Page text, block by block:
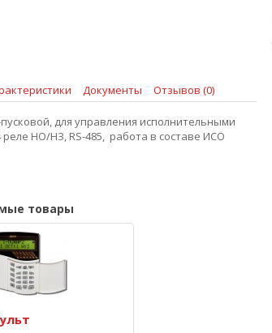
Документы Отзывов (0)
для управления исполнительными
реле НО/НЗ, RS-485, работа в составе ИСО
товары